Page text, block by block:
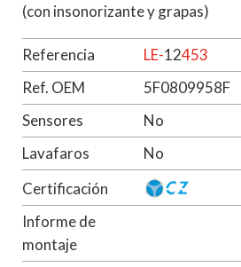
(con insonorizante y grapas)
Referencia LE-12453
Ref. OEM
5F0809958F
Sensores
No
Lavafaros
No
Certificación
Informe de
montaje